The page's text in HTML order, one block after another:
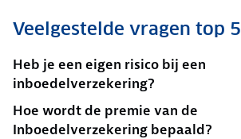
Veelgestelde vragen top 5
Heb je een eigen risico bij een
inboedelverzekering?
Hoe wordt de premie van de
Inboedelverzekering bepaald?